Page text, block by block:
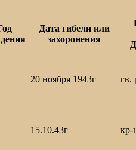
Дата гибели или
захоронения
20 ноября 1943г гв.
15.10.43г кр-